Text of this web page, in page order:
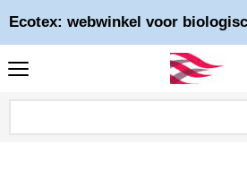
Ecotex: webwinkel voor